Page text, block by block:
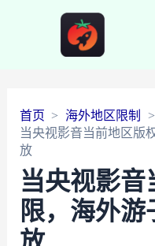
首页
海外地区限制
当央视影音当前地区版
放
当央视影音
限，海外